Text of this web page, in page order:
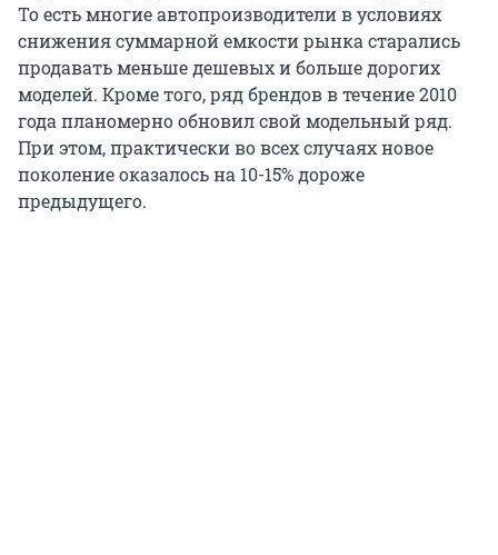
То есть многие автопроизводители в условиях
снижения суммарной емкости рынка старались
продавать меньше дешевых и больше дорогих
моделей. Кроме того, ряд брендов в течение 2010
года планомерно обновил свой модельный ряд.
При этом, практически во всех случаях новое
поколение оказалось на 10-15% дороже
предыдущего.